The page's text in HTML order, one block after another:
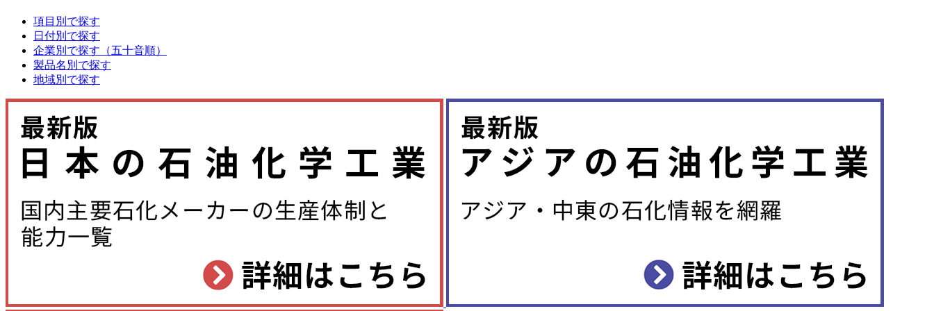
項目別で探す
日付別で探す
企業別で探す（五十音順）
製品名別で探す
地域別で探す